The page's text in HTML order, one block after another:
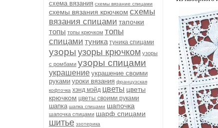
схема вязания схемы вязание спицами
схемы вязания крючком схемы
вязания спицами тапочки
топы топы крючком топы
спицами туника туника спицами
узоры узоры крючком узоры
с ромбами узоры спицами
украшение украшение своими
руками уроки вязания французская
кофточка хэнд мэйд цветы цветы
крючком цветы своими руками
шапка шапка спицами шапочка
шапочка спицами шарф спицами
шитье эзотерика